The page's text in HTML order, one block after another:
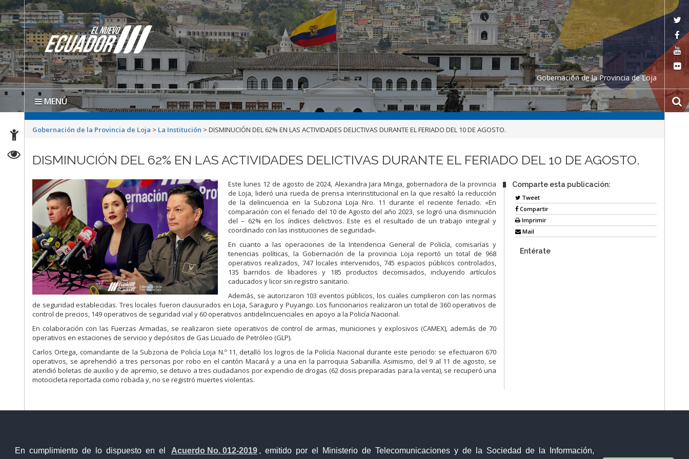
En cumplimiento de lo dispuesto en el Acuerdo No. 012-2019 , emitido por el Ministerio de Telecomunicaciones y de la Sociedad de la Información,
Gobernación de la Provincia de Loja
MENÚ
Gobernación de la Provincia de Loja > La Institución >DISMINUCIÓN DEL 62% EN LAS ACTIVIDADES DELICTIVAS DURANTE EL FERIADO DEL 10 DE AGOSTO.
DISMINUCIÓN DEL 62% EN LAS ACTIVIDADES DELICTIVAS DURANTE EL FERIADO DEL 10 DE AGOSTO.
Este lunes 12 de agosto de 2024, Alexandra Jara Minga, gobernadora de la provincia
de Loja, lideró una rueda de prensa interinstitucional en la que resaltó la reducción
de la delincuencia en la Subzona Loja Nro. 11 durante el reciente feriado. «En
comparación con el feriado del 10 de Agosto del año 2023, se logró una disminución
del – 62% en los índices delictivos. Este es el resultado de un trabajo integral y
coordinado con las instituciones de seguridad».
En cuanto a las operaciones de la Intendencia General de Policía, comisarías y
tenencias políticas, la Gobernación de la provincia Loja reportó un total de 968
operativos realizados, 747 locales intervenidos, 745 espacios públicos controlados,
135 barridos de libadores y 185 productos decomisados, incluyendo artículos
caducados y licor sin registro sanitario.
Además, se autorizaron 103 eventos públicos, los cuales cumplieron con las normas
de seguridad establecidas. Tres locales fueron clausurados en Loja, Saraguro y Puyango. Los funcionarios realizaron un total de 360 operativos de
control de precios, 149 operativos de seguridad vial y 60 operativos antidelincuenciales en apoyo a la Policía Nacional.
En colaboración con las Fuerzas Armadas, se realizaron siete operativos de control de armas, municiones y explosivos (CAMEX), además de 70
operativos en estaciones de servicio y depósitos de Gas Licuado de Petróleo (GLP).
Carlos Ortega, comandante de la Subzona de Policía Loja N.º 11, detalló los logros de la Policía Nacional durante este periodo: se efectuaron 670
operativos, se aprehendió a tres personas por robo en el cantón Macará y a una en la parroquia Sabanilla. Asimismo, del 9 al 11 de agosto, se
atendió boletas de auxilio y de apremio, se detuvo a tres ciudadanos por expendio de drogas (62 dosis preparadas para la venta), se recuperó una
motocicleta reportada como robada y, no se registró muertes violentas.
Comparte esta publicación:
Tweet
Compartir
Imprimir
Mail
Entérate
Contacto Ciudadano Digital Portal Trámites Ciudadanos Sistema Nacional de Información (SNI)